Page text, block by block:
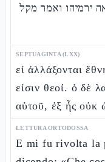
ירמיהו ואמר מקל
SEPTUAGINTA (LXX)
εἰ ἀλλάξονται
εἰσιν θεοί. ὁ δὲ
αὐτοῦ, ἐξ ἧς οὐκ
LETTURA ORTODOSSA
E mi fu rivolta la